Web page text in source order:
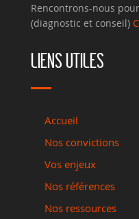
Rencontrons-nous
(diagnostic et conseil)
LIENS UTILES
Accueil
Nos convictions
Vos enjeux
Nos références
Nos ressources